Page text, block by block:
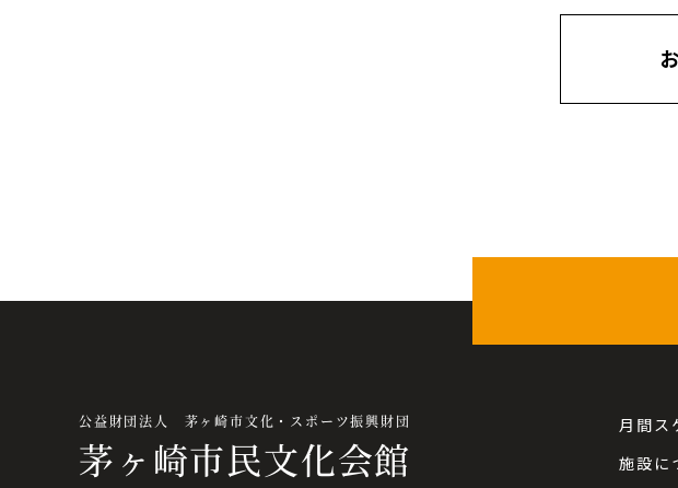
公益財団法人 茅ヶ崎市文化・スポーツ振興財団
茅ヶ崎市民文化会館
月間ス
施設に